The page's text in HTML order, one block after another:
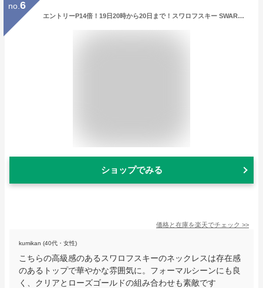
no. 6
エントリーP14倍！19日20時から20日まで！スワロフスキー SWAROVSKI ネックレス 2024SS Meteora ペンダント クリア×ローズゴールド 5683450 ジュエリー【スペシャルラッピング660円(別売り)】
ショップでみる
価格と在庫を楽天でチェック >>
kumikan (40代・女性)
こちらの高級感のあるスワロフスキーのネックレスは存在感
のあるトップで華やかな雰囲気に。フォーマルシーンにも良
く、クリアとローズゴールドの組み合わせも素敵です